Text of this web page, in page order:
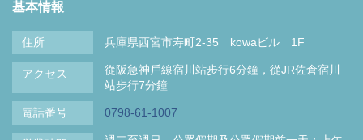
基本情報
住所 兵庫県西宮市寿町2-35 kowaビル 1F
アクセス
從阪急神戶線宿川站步行6分鐘，從JR佐倉宿川
站步行7分鐘
電話番号 0798-61-1007